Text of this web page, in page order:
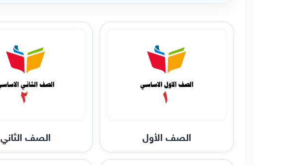
الصف الأول الصف الثاني